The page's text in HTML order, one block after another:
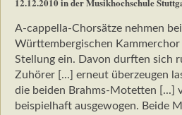
12.12.2010 in der Musikhochschule
A-cappella-Chorsätze nehmen
Württembergischen
Stellung ein. Davon durften sich
Zuhörer [...] erneut überzeugen
die beiden Brahms-Motetten [...]
beispielhaft ausgewogen. Beide